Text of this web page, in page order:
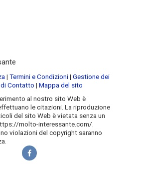
| Termini e Condizioni| Gestione dei
Contatto | Mappa del sito
al nostro sito Web è
le citazioni. La riproduzione
del sito Web è vietata senza un
molto-interessante.com/.
violazioni del copyright saranno